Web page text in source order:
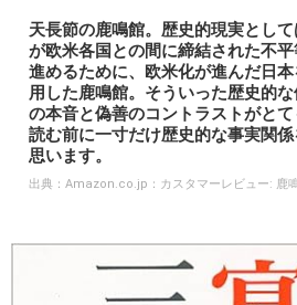
天長節の鹿鳴館。歴史的現実とし
が欧米各国との間に締結された不
進めるために、欧米化が進んだ日
用した鹿鳴館。そういった歴史的
の本音と偽善のコントラストがと
読む前に一寸だけ歴史的な事実関
思います。
出典： Amazon.co.jp：カスタマーレビュー: 鹿